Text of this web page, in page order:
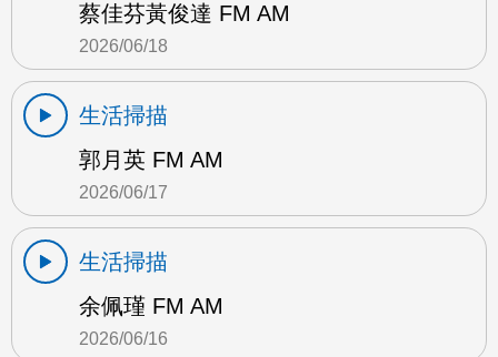
蔡佳芬黃俊達 FM AM
2026/06/18
生活掃描
郭月英 FM AM
2026/06/17
生活掃描
余佩瑾 FM AM
2026/06/16